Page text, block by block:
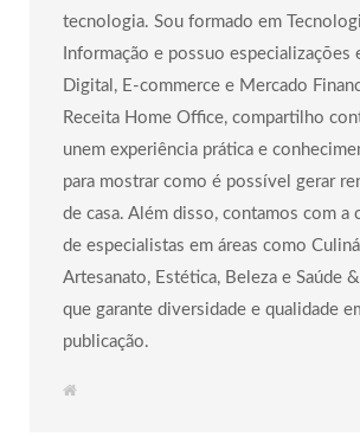
tecnologia. Sou formado em
Informação e possuo especializações
Digital, E-commerce e Mercado
Receita Home Office, compartilho
unem experiência prática e
para mostrar como é possível gerar
de casa. Além disso, contamos com a
de especialistas em áreas como
Artesanato, Estética, Beleza e Saúde
que garante diversidade e qualidade
publicação.
W